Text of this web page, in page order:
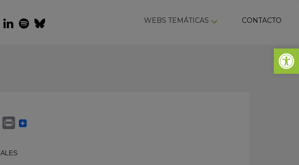
Abrir
LinkedIn
Spotify
Bluesky WEBS TEMÁTICAS CONTACTO